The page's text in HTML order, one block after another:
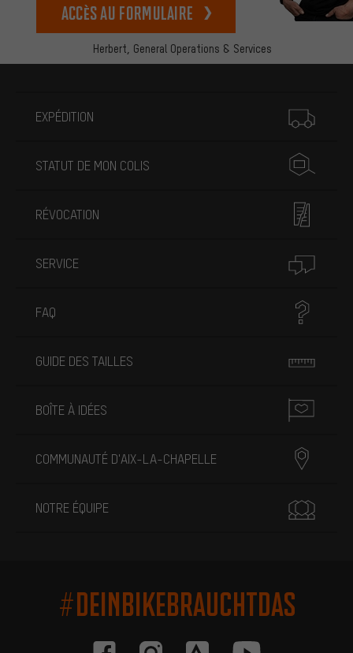
Herbert, General Operations & Services
Accès au formulaire
EXPÉDITION
STATUT DE MON COLIS
RÉVOCATION
SERVICE
FAQ
GUIDE DES TAILLES
BOÎTE À IDÉES
COMMUNAUTÉ D'AIX-LA-CHAPELLE
NOTRE ÉQUIPE
#DEINBIKEBRAUCHTDAS